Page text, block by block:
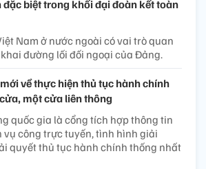
đặc biệt trong khối đại đoàn kết toàn
Nam ở nước ngoài có vai trò quan
đường lối đối ngoại của Đảng.
về thực hiện thủ tục hành chính
một cửa liên thông
quốc gia là cổng tích hợp thông tin
vụ công trực tuyến, tình hình giải
quyết thủ tục hành chính thống nhất